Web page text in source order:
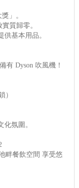
」。
質歸零。
供基本用品。
有 Dyson 吹風機！
）
氛圍。
畔餐飲空間 享受悠